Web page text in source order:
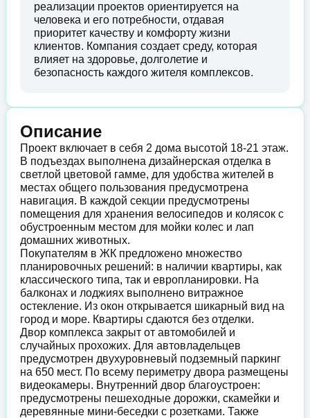
реализации проектов ориентируется на
человека и его потребности, отдавая
приоритет качеству и комфорту жизни
клиентов. Компания создает среду, которая
влияет на здоровье, долголетие и
безопасность каждого жителя комплексов.
Описание
Проект включает в себя 2 дома высотой 18-21 этаж.
В подъездах выполнена дизайнерская отделка в
светлой цветовой гамме, для удобства жителей в
местах общего пользования предусмотрена
навигация. В каждой секции предусмотрены
помещения для хранения велосипедов и колясок с
обустроенным местом для мойки колес и лап
домашних животных.
Покупателям в ЖК предложено множество
планировочных решений: в наличии квартиры, как
классического типа, так и европланировки. На
балконах и лоджиях выполнено витражное
остекление. Из окон открывается шикарный вид на
город и море. Квартиры сдаются без отделки.
Двор комплекса закрыт от автомобилей и
случайных прохожих. Для автовладельцев
предусмотрен двухуровневый подземный паркинг
на 650 мест. По всему периметру двора размещены
видеокамеры. Внутренний двор благоустроен:
предусмотрены пешеходные дорожки, скамейки и
деревянные мини-беседки с розетками. Также